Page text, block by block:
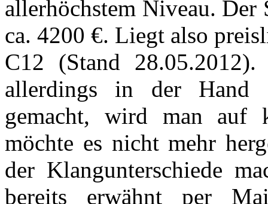
allerhöchstem Niveau.
ca. 4200 €. Liegt also
C12 (Stand
allerdings in der Hand
gemacht, wird man auf
möchte es nicht mehr
der Klangunterschiede
bereits erwähnt per